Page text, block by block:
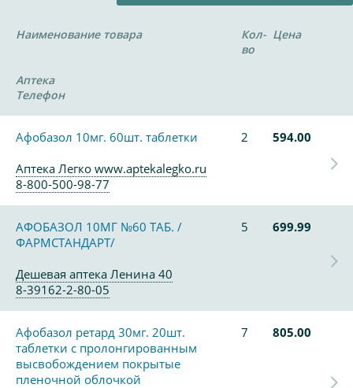
Наименование товара
Кол-
во
Цена
Аптека
Телефон
Афобазол 10мг. 60шт. таблетки 2
594.00
Аптека Легко www.aptekalegko.ru
8-800-500-98-77
АФОБАЗОЛ 10МГ №60 ТАБ. /
ФАРМСТАНДАРТ/
5 699.99
Дешевая аптека Ленина 40
8-39162-2-80-05
Афобазол ретард 30мг. 20шт.
таблетки с пролонгированным
высвобождением покрытые
пленочной облочкой
7 805.00